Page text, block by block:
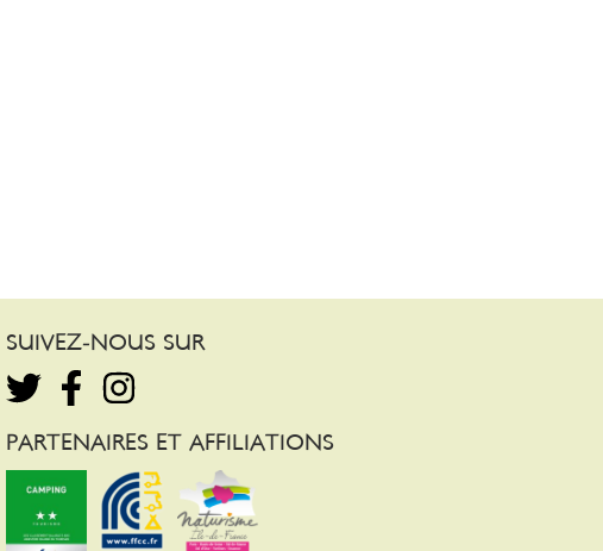
SUIVEZ-NOUS SUR
PARTENAIRES ET AFFILIATIONS